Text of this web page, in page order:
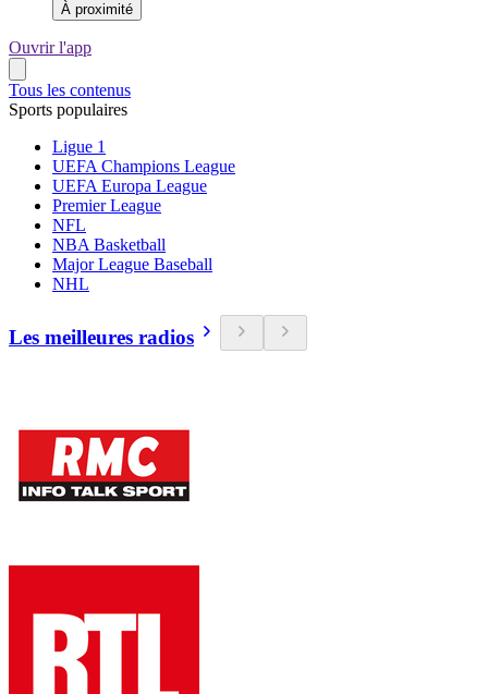
À proximité
Ouvrir l'app
Tous les contenus
Sports populaires
Ligue 1
UEFA Champions League
UEFA Europa League
Premier League
NFL
NBA Basketball
Major League Baseball
NHL
Les meilleures radios